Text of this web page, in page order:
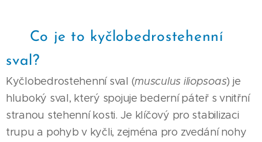
📍 Co je to kyčlobedrostehenní
sval?
Kyčlobedrostehenní sval (musculus iliopsoas) je
hluboký sval, který spojuje bederní páteř s vnitřní
stranou stehenní kosti. Je klíčový pro stabilizaci
trupu a pohyb v kyčli, zejména pro zvedání nohy